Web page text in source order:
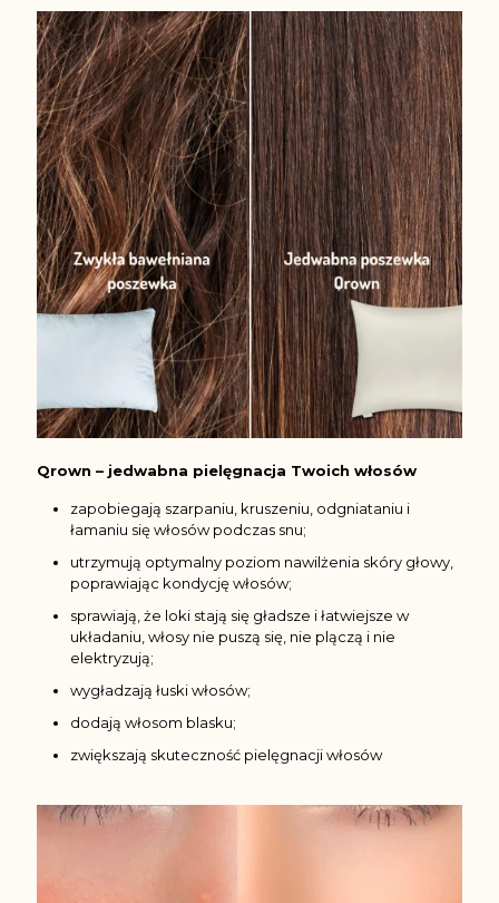
Qrown – jedwabna pielęgnacja Twoich włosów
zapobiegają szarpaniu, kruszeniu, odgniataniu i
łamaniu się włosów podczas snu;
utrzymują optymalny poziom nawilżenia skóry głowy,
poprawiając kondycję włosów;
sprawiają, że loki stają się gładsze i łatwiejsze w
układaniu, włosy nie puszą się, nie plączą i nie
elektryzują;
wygładzają łuski włosów;
dodają włosom blasku;
zwiększają skuteczność pielęgnacji włosów